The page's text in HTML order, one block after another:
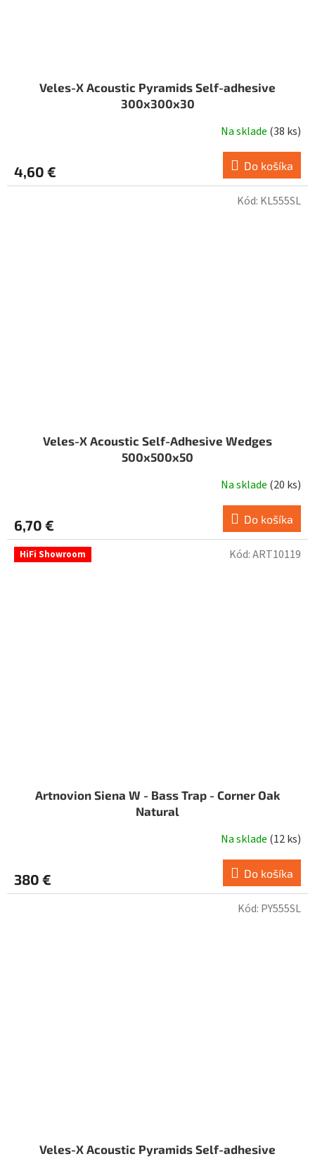
Veles-X Acoustic Pyramids Self-adhesive
300x300x30
Na sklade (38 ks)
4,60 € Do košíka
Veles-X Acoustic Self-Adhesive Wedges
500x500x50
Na sklade (20 ks)
6,70 € Do košíka
Kód: KL555SL
HiFi Showroom
Artnovion Siena W - Bass Trap - Corner Oak
Natural
Na sklade (12 ks)
380 € Do košíka
Kód:ART10119
Veles-X Acoustic Pyramids Self-adhesive
Kód: PY555SL